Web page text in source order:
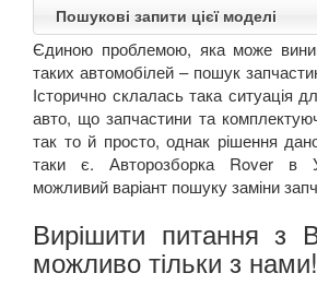
Пошукові запити цієї моделі
Єдиною проблемою, яка може
таких автомобілей – пошук
Історично склалась така ситуація
авто, що запчастини та
так то й просто, однак рішення
таки є. Авторозборка Rover в
можливий варіант пошуку заміни
Вирішити питання з
можливо тільки з нами!